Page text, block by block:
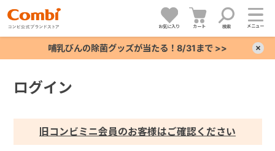
お気に入り カート 検索 メニュー
哺乳びんの除菌グッズが当たる！8/31まで >>
ログイン
旧コンビミニ会員のお客様はご確認ください